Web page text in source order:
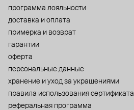
программа лояльности
доставка и оплата
примерка и возврат
гарантии
оферта
персональные данные
хранение и уход за украшениями
правила использования сертификата
реферальная программа